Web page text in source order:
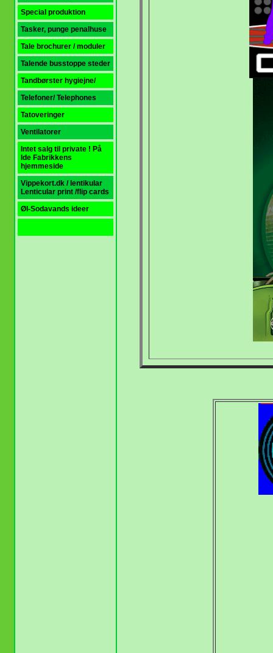
Special produktion
Tasker, punge penalhuse
Tale brochurer / moduler
Talende busstoppe steder
Tandbørster hygiejne/
Telefoner/ Telephones
Tatoveringer
Ventilatorer
Intet salg til private ! På
Ide Fabrikkens
hjemmeside
Vippekort.dk / lentikular
Lenticular print /flip cards
Øl-Sodavands ideer